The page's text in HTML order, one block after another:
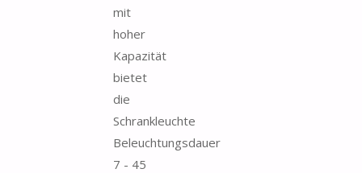
mit
hoher
Kapazität
bietet
die
Schrankleuchte
Beleuchtungsdauer
7 - 45